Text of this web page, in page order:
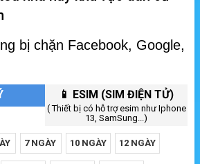
bị chặn Facebook, Google,
📱 ESIM (SIM ĐIỆN TỬ)
( Thiết bị có hỗ trợ esim như Iphone
13, SamSung...)
7 NGÀY 10 NGÀY 12 NGÀY